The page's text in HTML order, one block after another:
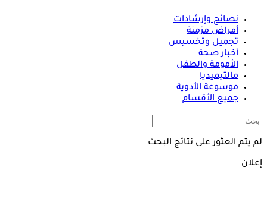
نصائح وإرشادات
أمراض مزمنة
تجميل وتخسيس
أخبار صحة
الأمومة والطفل
مالتيميديا
موسوعة الأدوية
جميع الأقسام
لم يتم العثور على نتائج البحث
إعلان